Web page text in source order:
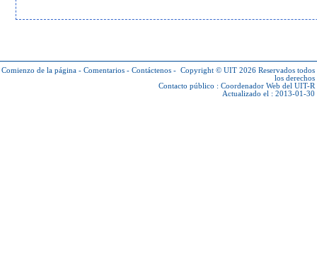
Comienzo de la página - Comentarios - Contáctenos - Copyright © UIT 2026 Reservados todos
los derechos
Contacto público : Coordenador Web del UIT-R
Actualizado el : 2013-01-30